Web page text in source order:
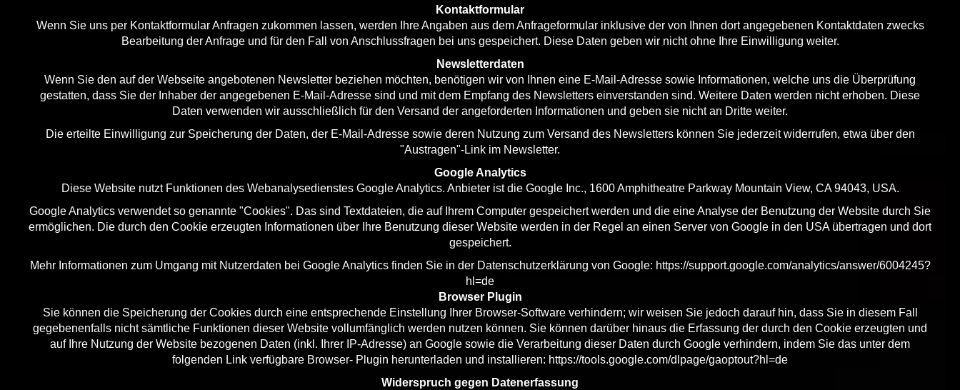
Kontaktformular
Wenn Sie uns per Kontaktformular Anfragen zukommen lassen, werden Ihre Angaben aus dem Anfrageformular inklusive der von Ihnen dort angegebenen Kontaktdaten zwecks
Bearbeitung der Anfrage und für den Fall von Anschlussfragen bei uns gespeichert. Diese Daten geben wir nicht ohne Ihre Einwilligung weiter.
Newsletterdaten
Wenn Sie den auf der Webseite angebotenen Newsletter beziehen möchten, benötigen wir von Ihnen eine E-Mail-Adresse sowie Informationen, welche uns die Überprüfung
gestatten, dass Sie der Inhaber der angegebenen E-Mail-Adresse sind und mit dem Empfang des Newsletters einverstanden sind. Weitere Daten werden nicht erhoben. Diese
Daten verwenden wir ausschließlich für den Versand der angeforderten Informationen und geben sie nicht an Dritte weiter.
Die erteilte Einwilligung zur Speicherung der Daten, der E-Mail-Adresse sowie deren Nutzung zum Versand des Newsletters können Sie jederzeit widerrufen, etwa über den
"Austragen"-Link im Newsletter.
Google Analytics
Diese Website nutzt Funktionen des Webanalysedienstes Google Analytics. Anbieter ist die Google Inc., 1600 Amphitheatre Parkway Mountain View, CA 94043, USA.
Google Analytics verwendet so genannte "Cookies". Das sind Textdateien, die auf Ihrem Computer gespeichert werden und die eine Analyse der Benutzung der Website durch Sie
ermöglichen. Die durch den Cookie erzeugten Informationen über Ihre Benutzung dieser Website werden in der Regel an einen Server von Google in den USA übertragen und dort
gespeichert.
Mehr Informationen zum Umgang mit Nutzerdaten bei Google Analytics finden Sie in der Datenschutzerklärung von Google: https://support.google.com/analytics/answer/6004245?
hl=de
Browser Plugin
Sie können die Speicherung der Cookies durch eine entsprechende Einstellung Ihrer Browser-Software verhindern; wir weisen Sie jedoch darauf hin, dass Sie in diesem Fall
gegebenenfalls nicht sämtliche Funktionen dieser Website vollumfänglich werden nutzen können. Sie können darüber hinaus die Erfassung der durch den Cookie erzeugten und
auf Ihre Nutzung der Website bezogenen Daten (inkl. Ihrer IP-Adresse) an Google sowie die Verarbeitung dieser Daten durch Google verhindern, indem Sie das unter dem
folgenden Link verfügbare Browser- Plugin herunterladen und installieren: https://tools.google.com/dlpage/gaoptout?hl=de
Widerspruch gegen Datenerfassung